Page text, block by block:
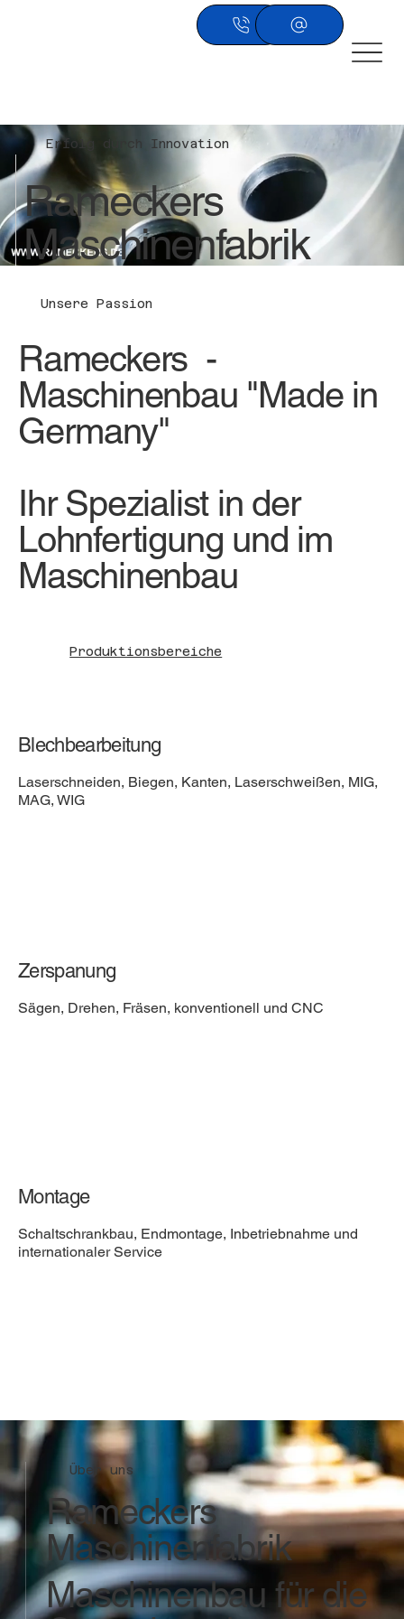
Erfolg durch Innovation
Rameckers
Maschinenfabrik
Unsere Passion
Rameckers -
Maschinenbau "Made in
Germany"
Ihr Spezialist in der
Lohnfertigung und im
Maschinenbau
Produktionsbereiche
Blechbearbeitung
Laserschneiden, Biegen, Kanten, Laserschweißen, MIG,
MAG, WIG
Zerspanung
Sägen, Drehen, Fräsen, konventionell und CNC
Montage
Schaltschrankbau, Endmontage, Inbetriebnahme und
internationaler Service
Über uns
Rameckers
Maschinenfabrik
Maschinenbau für die